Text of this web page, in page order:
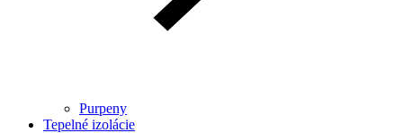
Purpeny
Tepelné izolácie